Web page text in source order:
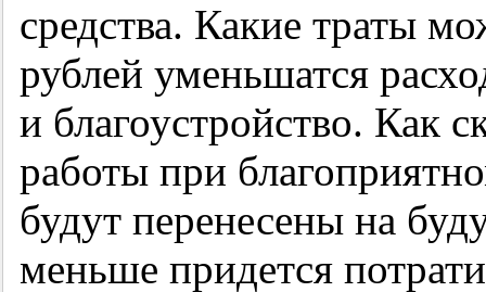
средства. Какие траты
рублей уменьшатся
и благоустройство. Как
работы при
будут перенесены на
меньше придется